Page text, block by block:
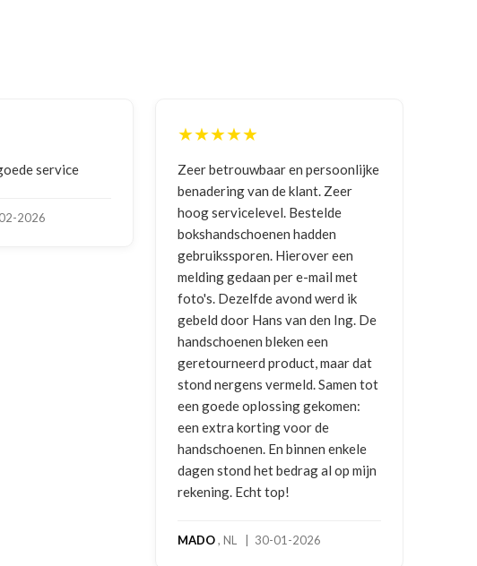
service
2026
★★★★★
Zeer betrouwbaar en persoonlijke
benadering van de klant. Zeer
hoog servicelevel. Bestelde
bokshandschoenen hadden
gebruikssporen. Hierover een
melding gedaan per e-mail met
foto's. Dezelfde avond werd ik
gebeld door Hans van den Ing. De
handschoenen bleken een
geretourneerd product, maar dat
stond nergens vermeld. Samen tot
een goede oplossing gekomen:
een extra korting voor de
handschoenen. En binnen enkele
dagen stond het bedrag al op mijn
rekening. Echt top!
MADO, NL | 30-01-2026